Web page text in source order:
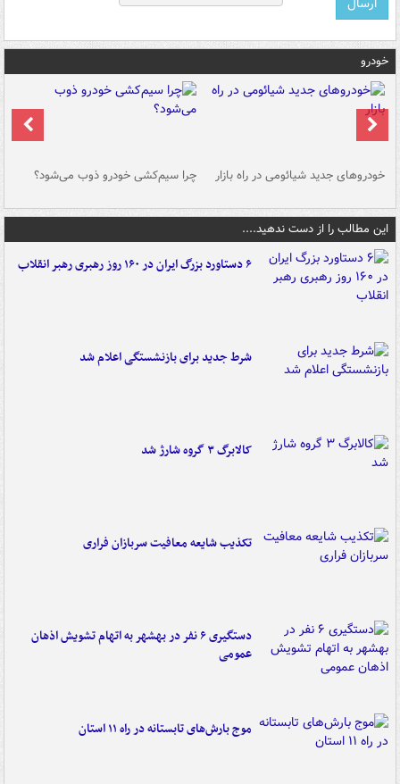
خودرو
خودروهای جدید شیائومی در راه بازار چرا سیم‌کشی خودرو ذوب می‌شود؟
این مطالب را از دست ندهید....
۶ دستاورد بزرگ ایران در ۱۶۰ روز رهبری رهبر انقلاب
شرط جدید برای بازنشستگی اعلام شد
کالابرگ ۳ گروه شارژ شد
تکذیب شایعه معافیت سربازان فراری
دستگیری ۶ نفر در بهشهر به اتهام تشویش اذهان
عمومی
موج بارش‌های تابستانه در راه ۱۱ استان